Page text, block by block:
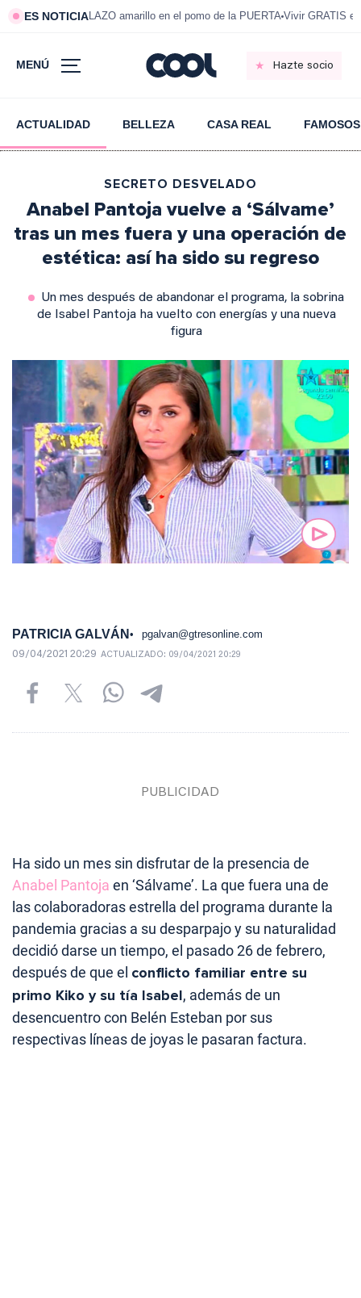
ES NOTICIALAZO amarillo en el pomo de la PUERTA Vivir GRATIS
MENÚ Hazte socio
ACTUALIDAD BELLEZA CASA REAL FAMOSOS
SECRETO DESVELADO
Anabel Pantoja vuelve a ‘Sálvame’
tras un mes fuera y una operación de
estética: así ha sido su regreso
Un mes después de abandonar el programa, la sobrina
de Isabel Pantoja ha vuelto con energías y una nueva
figura
PATRICIA GALVÁN pgalvan@gtresonline.com
09/04/2021 20:29 ACTUALIZADO: 09/04/2021 20:29
Ha sido un mes sin disfrutar de la presencia de
Anabel Pantoja en ‘Sálvame’. La que fuera una de
las colaboradoras estrella del programa durante la
pandemia gracias a su desparpajo y su naturalidad
decidió darse un tiempo, el pasado 26 de febrero,
después de que el conflicto familiar entre su
primo Kiko y su tía Isabel, además de un
desencuentro con Belén Esteban por sus
respectivas líneas de joyas le pasaran factura.